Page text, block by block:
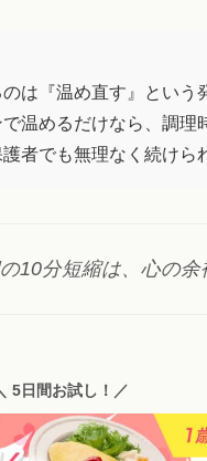
は『温め直す』という
温めるだけなら、調理
者でも無理なく続けら
10分短縮は、心の余
5日間お試し！／